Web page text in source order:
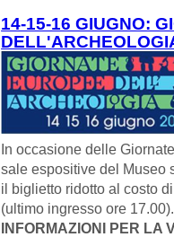
14-15-16 GIUGNO:
In occasione delle
sale espositive del Museo
il biglietto ridotto al costo
(ultimo ingresso ore 17.00).
INFORMAZIONI PER LA